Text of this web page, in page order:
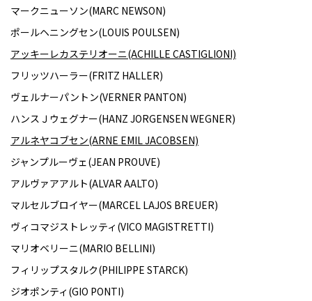
マークニューソン(MARC NEWSON)
ポールヘニングセン(LOUIS POULSEN)
アッキーレカステリオーニ(ACHILLE CASTIGLIONI)
フリッツハーラー(FRITZ HALLER)
ヴェルナーパントン(VERNER PANTON)
ハンスＪウェグナー(HANZ JORGENSEN WEGNER)
アルネヤコブセン(ARNE EMIL JACOBSEN)
ジャンプルーヴェ(JEAN PROUVE)
アルヴァアアルト(ALVAR AALTO)
マルセルブロイヤー(MARCEL LAJOS BREUER)
ヴィコマジストレッティ(VICO MAGISTRETTI)
マリオベリーニ(MARIO BELLINI)
フィリップスタルク(PHILIPPE STARCK)
ジオポンティ(GIO PONTI)